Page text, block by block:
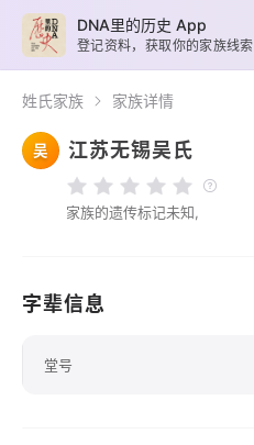
姓氏家族 家族详情
吴 江苏无锡吴氏
家族的遗传标记未知,
字辈信息
堂号
DNA里的历史 App
登记资料，获取你的家族线索